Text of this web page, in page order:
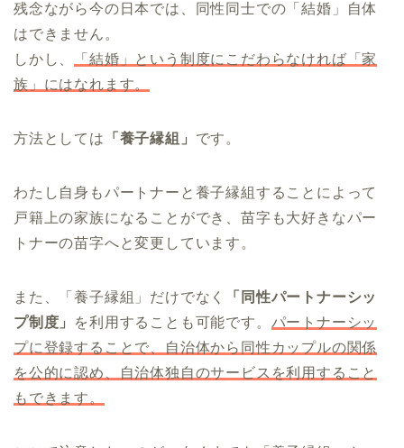
残念ながら今の日本では、同性同士での「結婚」自体
はできません。
しかし、
「結婚」という制度にこだわらなければ「家
族」にはなれます。
方法としては 「養子縁組」 です。
わたし自身もパートナーと養子縁組することによって
戸籍上の家族になることができ、苗字も大好きなパー
トナーの苗字へと変更しています。
また、「養子縁組」だけでなく
「同性パートナーシッ
プ制度」
を利用することも可能です。 パートナーシッ
プに登録することで、自治体から同性カップルの関係
を公的に認め、自治体独自のサービスを利用すること
もできます。